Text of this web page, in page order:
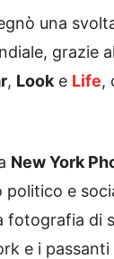
una
grazie
, Look e Life,
New York
e
fotografia di
e i